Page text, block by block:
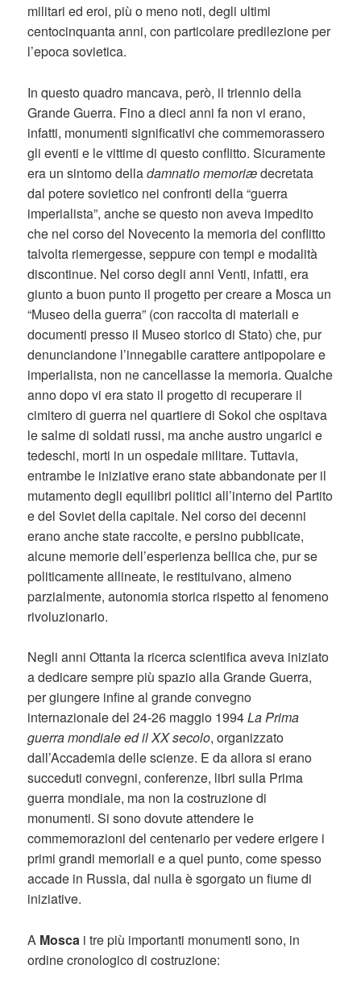
militari ed eroi, più o meno noti, degli ultimi
centocinquanta anni, con particolare predilezione per
l’epoca sovietica.
In questo quadro mancava, però, il triennio della
Grande Guerra. Fino a dieci anni fa non vi erano,
infatti, monumenti significativi che commemorassero
gli eventi e le vittime di questo conflitto. Sicuramente
era un sintomo delladamnatio memoriædecretata
dal potere sovietico nei confronti della “guerra
imperialista”, anche se questo non aveva impedito
che nel corso del Novecento la memoria del conflitto
talvolta riemergesse, seppure con tempi e modalità
discontinue. Nel corso degli anni Venti, infatti, era
giunto a buon punto il progetto per creare a Mosca un
“Museo della guerra” (con raccolta di materiali e
documenti presso il Museo storico di Stato) che, pur
denunciandone l’innegabile carattere antipopolare e
imperialista, non ne cancellasse la memoria. Qualche
anno dopo vi era stato il progetto di recuperare il
cimitero di guerra nel quartiere di Sokol che ospitava
le salme di soldati russi, ma anche austro ungarici e
tedeschi, morti in un ospedale militare. Tuttavia,
entrambe le iniziative erano state abbandonate per il
mutamento degli equilibri politici all’interno del Partito
e del Soviet della capitale. Nel corso dei decenni
erano anche state raccolte, e persino pubblicate,
alcune memorie dell’esperienza bellica che, pur se
politicamente allineate, le restituivano, almeno
parzialmente, autonomia storica rispetto al fenomeno
rivoluzionario.
Negli anni Ottanta la ricerca scientifica aveva iniziato
a dedicare sempre più spazio alla Grande Guerra,
per giungere infine al grande convegno
internazionale del 24-26 maggio 1994La Prima
guerra mondiale ed il XX secolo, organizzato
dall’Accademia delle scienze. E da allora si erano
succeduti convegni, conferenze, libri sulla Prima
guerra mondiale, ma non la costruzione di
monumenti. Si sono dovute attendere le
commemorazioni del centenario per vedere erigere i
primi grandi memoriali e a quel punto, come spesso
accade in Russia, dal nulla è sgorgato un fiume di
iniziative.
A Mosca i tre più importanti monumenti sono, in
ordine cronologico di costruzione: